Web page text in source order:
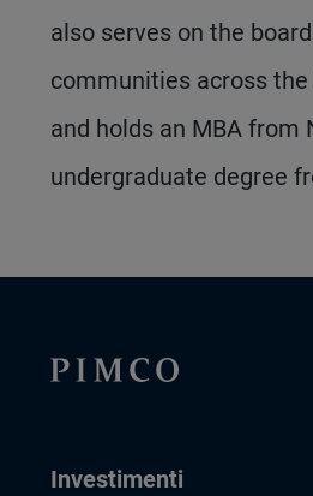
also serves on the
communities across the
and holds an MBA from
undergraduate degree
Investimenti